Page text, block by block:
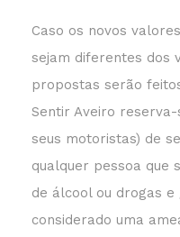
Caso os novos
sejam diferentes dos
propostas serão
Sentir Aveiro
seus motoristas) de
qualquer pessoa que
de álcool ou drogas
considerado uma